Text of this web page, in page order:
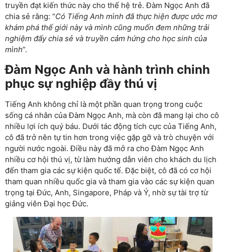
truyền đạt kiến thức này cho thế hệ trẻ. Đàm Ngọc Anh đã
chia sẻ rằng: “Có Tiếng Anh mình đã thực hiện được ước mơ
khám phá thế giới này và mình cũng muốn đem những trải
nghiệm đấy chia sẻ và truyền cảm hứng cho học sinh của
mình”.
Đàm Ngọc Anh và hành trình chinh
phục sự nghiệp đầy thú vị
Tiếng Anh không chỉ là một phần quan trọng trong cuộc
sống cá nhân của Đàm Ngọc Anh, mà còn đã mang lại cho cô
nhiều lợi ích quý báu. Dưới tác động tích cực của Tiếng Anh,
cô đã trở nên tự tin hơn trong việc gặp gỡ và trò chuyện với
người nước ngoài. Điều này đã mở ra cho Đàm Ngọc Anh
nhiều cơ hội thú vị, từ làm hướng dẫn viên cho khách du lịch
đến tham gia các sự kiện quốc tế. Đặc biệt, cô đã có cơ hội
tham quan nhiều quốc gia và tham gia vào các sự kiện quan
trọng tại Đức, Anh, Singapore, Pháp và Ý, nhờ sự tài trợ từ
giảng viên Đại học Đức.